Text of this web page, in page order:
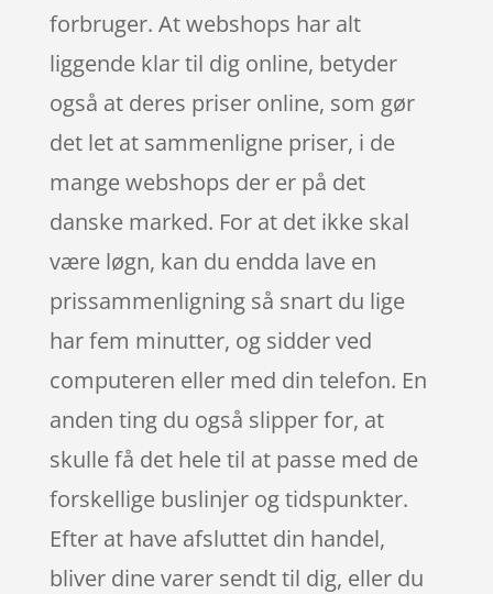
forbruger. At webshops har alt
liggende klar til dig online, betyder
også at deres priser online, som gør
det let at sammenligne priser, i de
mange webshops der er på det
danske marked. For at det ikke skal
være løgn, kan du endda lave en
prissammenligning så snart du lige
har fem minutter, og sidder ved
computeren eller med din telefon. En
anden ting du også slipper for, at
skulle få det hele til at passe med de
forskellige buslinjer og tidspunkter.
Efter at have afsluttet din handel,
bliver dine varer sendt til dig, eller du